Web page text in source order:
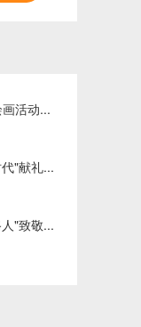
活动...
"献礼...
"致敬...